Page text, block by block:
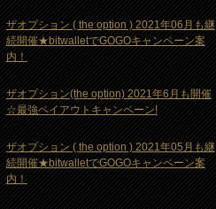
ザオプション ( the option ) 2021年06月も継
続開催★bitwalletでGOGOキャンペーン案
内！
ザオプション(the option) 2021年6月も開催
☆最強ペイアウトキャンペーン!
ザオプション ( the option ) 2021年05月も継
続開催★bitwalletでGOGOキャンペーン案
内！